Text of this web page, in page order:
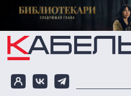
Перейти к основному содержанию